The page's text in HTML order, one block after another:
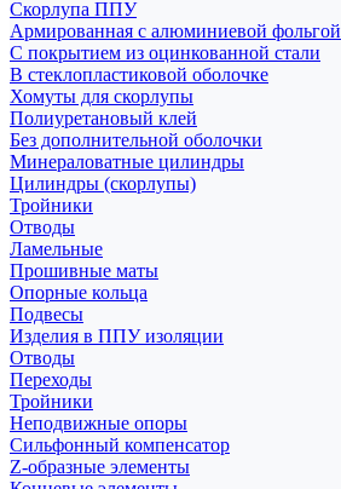
Скорлупа ППУ
Армированная с алюминиевой фольгой
С покрытием из оцинкованной стали
В стеклопластиковой оболочке
Хомуты для скорлупы
Полиуретановый клей
Без дополнительной оболочки
Минераловатные цилиндры
Цилиндры (скорлупы)
Тройники
Отводы
Ламельные
Прошивные маты
Опорные кольца
Подвесы
Изделия в ППУ изоляции
Отводы
Переходы
Тройники
Неподвижные опоры
Cильфонный компенсатор
Z-образные элементы